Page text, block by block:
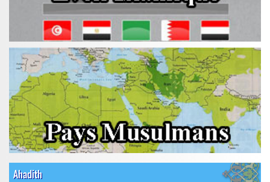
Ahadith